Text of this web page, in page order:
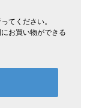
てください。
お買い物ができる